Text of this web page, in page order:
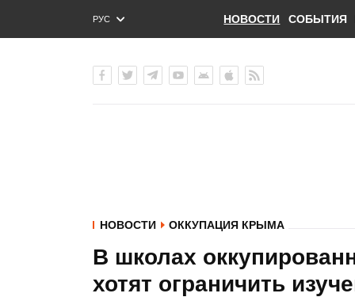
РУС
ENG
НОВОСТИ СОБЫТИЯ
НОВОСТИ ОККУПАЦИЯ КРЫМА
В школах
хотят ограничить